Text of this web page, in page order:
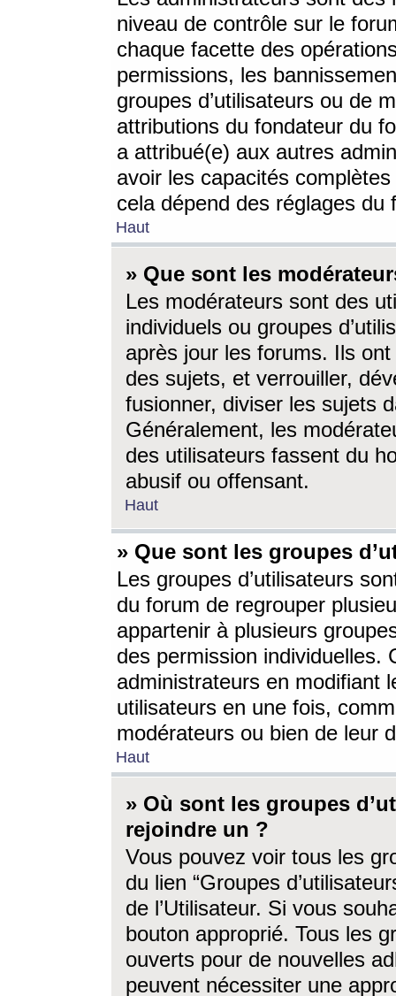
niveau de contrôle sur le
chaque facette des
permissions, les
groupes d’utilisateurs ou de
attributions du fondateur du
a attribué(e) aux autres
avoir les capacités
cela dépend des réglages du
Haut
» Que sont les
Les modérateurs sont des
individuels ou groupes
après jour les forums. Ils ont
des sujets, et verrouiller,
fusionner, diviser les sujets
Généralement, les
des utilisateurs fassent du
abusif ou offensant.
Haut
» Que sont les groupes
Les groupes d’utilisateurs
du forum de regrouper
appartenir à plusieurs
des permission individuelles.
administrateurs en modifiant
utilisateurs en une fois,
modérateurs ou bien de leur
Haut
» Où sont les groupes
rejoindre un ?
Vous pouvez voir tous les
du lien “Groupes
de l’Utilisateur. Si vous
bouton approprié. Tous les
ouverts pour de nouvelles
peuvent nécessiter une